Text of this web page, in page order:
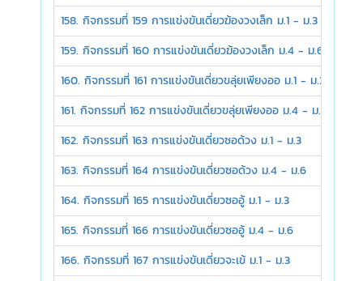
158. กิจกรรมที่ 159 การแข่งขันเดี่ยวฆ้องวงเล็ก ม.1 - ม.3
159. กิจกรรมที่ 160 การแข่งขันเดี่ยวฆ้องวงเล็ก ม.4 - ม.6
160. กิจกรรมที่ 161 การแข่งขันเดี่ยวขลุ่ยเพียงออ ม.1 - ม.3
161. กิจกรรมที่ 162 การแข่งขันเดี่ยวขลุ่ยเพียงออ ม.4 - ม.6
162. กิจกรรมที่ 163 การแข่งขันเดี่ยวซอด้วง ม.1 - ม.3
163. กิจกรรมที่ 164 การแข่งขันเดี่ยวซอด้วง ม.4 - ม.6
164. กิจกรรมที่ 165 การแข่งขันเดี่ยวซออู้ ม.1 - ม.3
165. กิจกรรมที่ 166 การแข่งขันเดี่ยวซออู้ ม.4 - ม.6
166. กิจกรรมที่ 167 การแข่งขันเดี่ยวจะเข้ ม.1 - ม.3